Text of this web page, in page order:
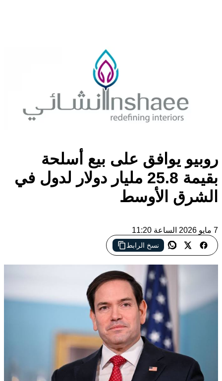
روبيو يوافق على بيع أسلحة
بقيمة 25.8 مليار دولار لدول في
الشرق الأوسط
7 مايو 2026 الساعة 11:20
نسخ الرابط